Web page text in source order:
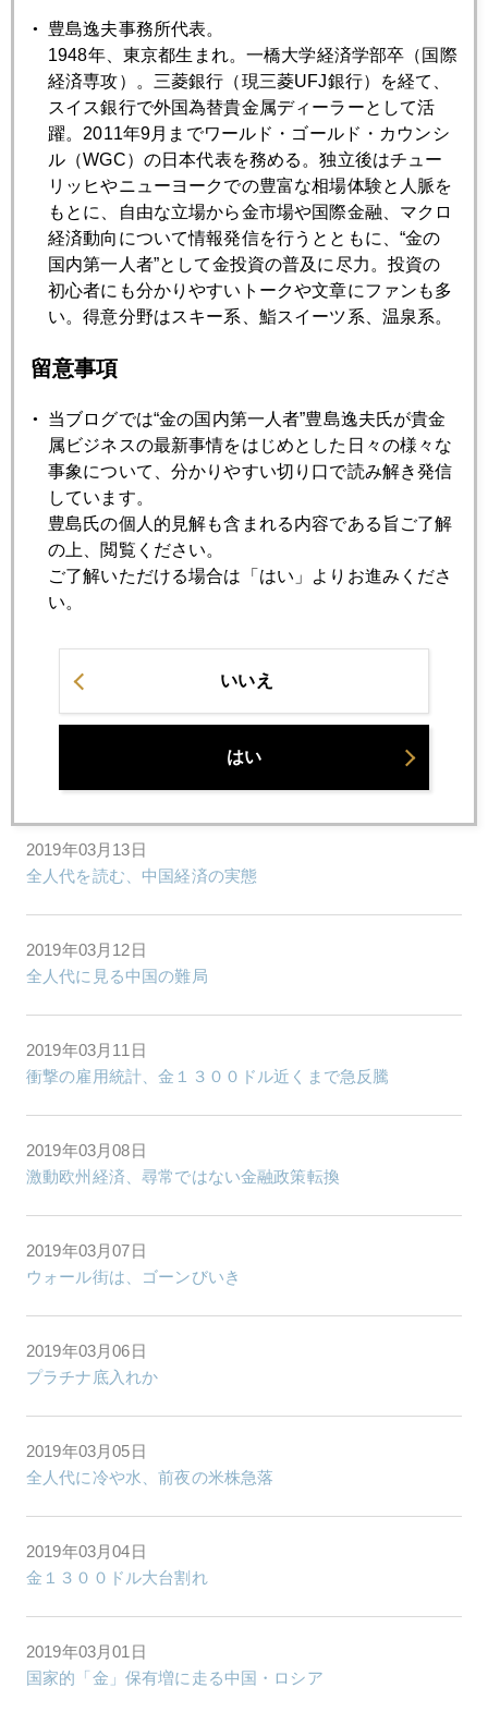
2019年03月26日
逆イールド、トランプ再選に暗雲
2019年03月25日
トランプ氏勇み足、逆イールドショック直撃
2019年03月22日
習近平「チャオ！イタリア」
どうなるパウエル劇場ＦＯＭＣの場
2019年03月19日
春分の日の早朝に注目
2019年03月19日
来年「利下げ」確率、３割超す
2019年03月15日
くすぶる中国、量的緩和発動の可能性
2019年03月13日
全人代を読む、中国経済の実態
2019年03月12日
全人代に見る中国の難局
2019年03月11日
衝撃の雇用統計、金１３００ドル近くまで急反騰
2019年03月08日
激動欧州経済、尋常ではない金融政策転換
2019年03月07日
ウォール街は、ゴーンびいき
2019年03月06日
プラチナ底入れか
2019年03月05日
全人代に冷や水、前夜の米株急落
2019年03月04日
金１３００ドル大台割れ
2019年03月01日
国家的「金」保有増に走る中国・ロシア
豊島逸夫事務所代表。
1948年、東京都生まれ。一橋大学経済学部卒（国際
経済専攻）。三菱銀行（現三菱UFJ銀行）を経て、
スイス銀行で外国為替貴金属ディーラーとして活
躍。2011年9月までワールド・ゴールド・カウンシ
ル（WGC）の日本代表を務める。独立後はチュー
リッヒやニューヨークでの豊富な相場体験と人脈を
もとに、自由な立場から金市場や国際金融、マクロ
経済動向について情報発信を行うとともに、“金の
国内第一人者”として金投資の普及に尽力。投資の
初心者にも分かりやすいトークや文章にファンも多
い。得意分野はスキー系、鮨スイーツ系、温泉系。
留意事項
当ブログでは“金の国内第一人者”豊島逸夫氏が貴金
属ビジネスの最新事情をはじめとした日々の様々な
事象について、分かりやすい切り口で読み解き発信
しています。
豊島氏の個人的見解も含まれる内容である旨ご了解
の上、閲覧ください。
ご了解いただける場合は「はい」よりお進みくださ
い。
いいえ
はい